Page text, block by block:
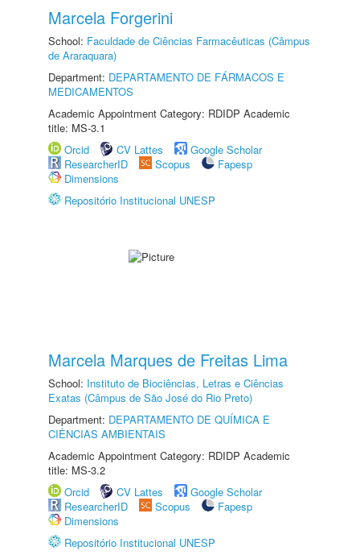
Marcela Forgerini
School: Faculdade de Ciências Farmacêuticas (Câmpus
de Araraquara)
Department: DEPARTAMENTO DE FÁRMACOS E
MEDICAMENTOS
Academic Appointment Category: RDIDP Academic
title: MS-3.1
Orcid
CV Lattes
Google Scholar
ResearcherID
Scopus
Fapesp
Dimensions
Repositório Institucional UNESP
Marcela Marques de Freitas Lima
School: Instituto de Biociências, Letras e Ciências
Exatas (Câmpus de São José do Rio Preto)
Department: DEPARTAMENTO DE QUÍMICA E
CIÊNCIAS AMBIENTAIS
Academic Appointment Category: RDIDP Academic
title: MS-3.2
Orcid
CV Lattes
Google Scholar
ResearcherID
Scopus
Fapesp
Dimensions
Repositório Institucional UNESP